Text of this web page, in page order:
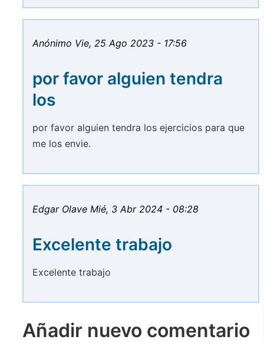
Anónimo Vie, 25 Ago 2023 - 17:56
por favor alguien tendra
los
por favor alguien tendra los ejercicios para que
me los envie.
Edgar Olave Mié, 3 Abr 2024 - 08:28
Excelente trabajo
Excelente trabajo
Añadir nuevo comentario